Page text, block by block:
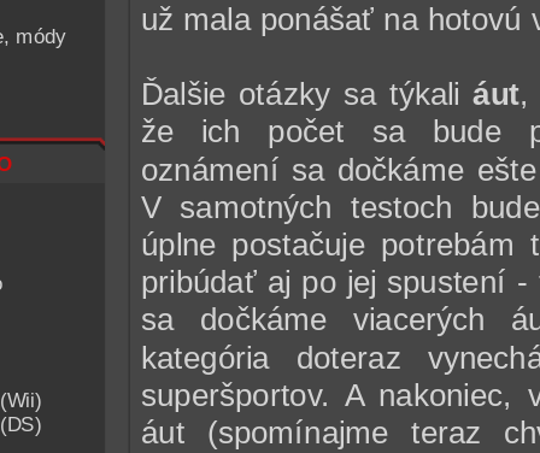
módy
už mala ponášať na hotovú
Ďalšie otázky sa týkaliáut,
že ich počet sa bude
oznámení sa dočkáme
V samotných testoch
úplne postačuje
pribúdať aj po jej spustení
sa dočkáme viacerých
kategória doteraz
superšportov. A
áut (spomínajme teraz